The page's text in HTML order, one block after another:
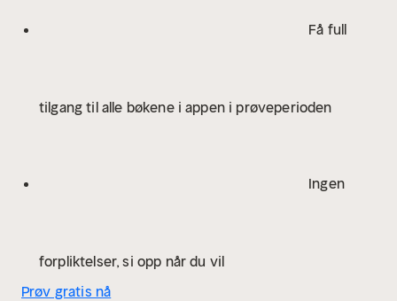
Få full
tilgang til alle bøkene i appen i prøveperioden
Ingen
forpliktelser, si opp når du vil
Prøv gratis nå